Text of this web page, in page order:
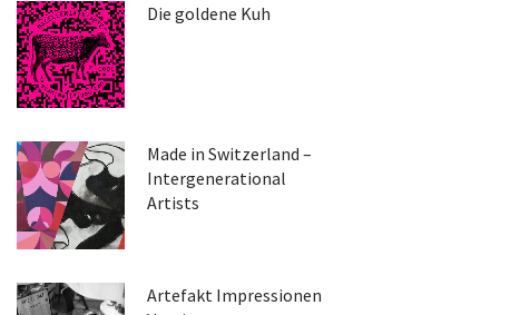
Die goldene Kuh
Made in Switzerland –
Intergenerational
Artists
Artefakt Impressionen